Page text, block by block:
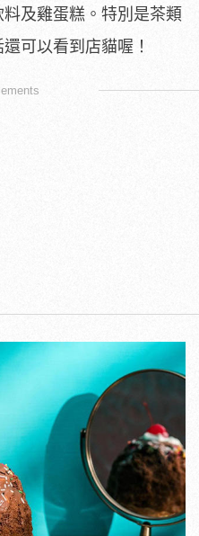
及雞蛋糕。特別是茶類
可以看到店貓喔！